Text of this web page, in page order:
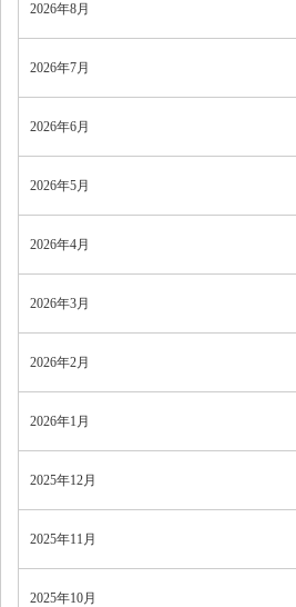
2026年8月
2026年7月
2026年6月
2026年5月
2026年4月
2026年3月
2026年2月
2026年1月
2025年12月
2025年11月
2025年10月